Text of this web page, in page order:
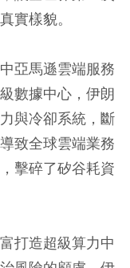
實樣貌。
亞馬遜雲端服務
數據中心，伊朗
與冷卻系統，斷
致全球雲端業務
擊碎了矽谷耗資
打造超級算力中